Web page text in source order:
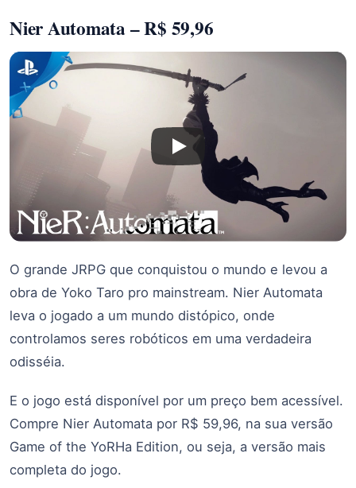
Nier Automata – R$ 59,96
O grande JRPG que conquistou o mundo e levou a
obra de Yoko Taro pro mainstream. Nier Automata
leva o jogado a um mundo distópico, onde
controlamos seres robóticos em uma verdadeira
odisséia.
E o jogo está disponível por um preço bem acessível.
Compre Nier Automata por R$ 59,96, na sua versão
Game of the YoRHa Edition, ou seja, a versão mais
completa do jogo.